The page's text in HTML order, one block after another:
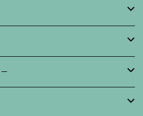
クセサリー
ー